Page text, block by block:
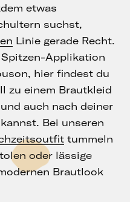
etwas
suchst,
Linie gerade Recht.
Applikation
hier findest du
zu einem Brautkleid
auch nach deiner
Bei unseren
tummeln
oder lässige
Brautlook